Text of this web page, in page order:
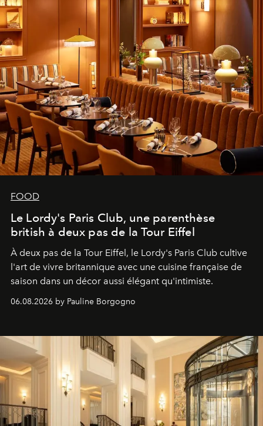
FOOD
Le Lordy's Paris Club, une parenthèse
british à deux pas de la Tour Eiffel
À deux pas de la Tour Eiffel, le Lordy's Paris Club cultive
l'art de vivre britannique avec une cuisine française de
saison dans un décor aussi élégant qu'intimiste.
06.08.2026 by Pauline Borgogno